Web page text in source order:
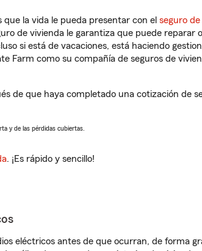
la vida le pueda presentar con el seguro
de vivienda le garantiza que puede reparar
si está de vacaciones, está haciendo
Farm como su compañía de seguros de
de que haya completado una cotización de
y de las pérdidas cubiertas.
. ¡Es rápido y sencillo!
eléctricos antes de que ocurran, de forma